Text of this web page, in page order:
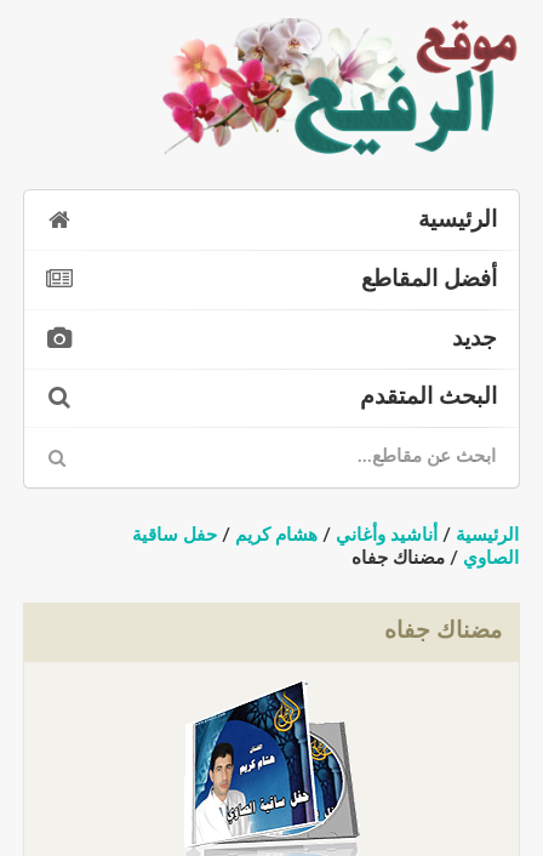
الرئيسية
أفضل المقاطع
جديد
البحث المتقدم
الرئيسية / أناشيد وأغاني / هشام كريم / حفل ساقية
الصاوي / مضناك جفاه
مضناك جفاه